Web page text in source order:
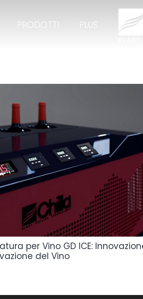
PRODOTTI PLUS
per Vino GD ICE:
del Vino